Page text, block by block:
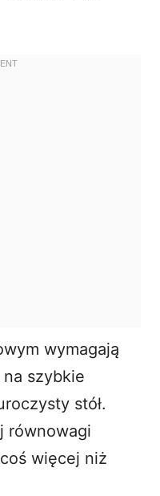
wymagają
szybkie
stół.
równowagi
więcej niż